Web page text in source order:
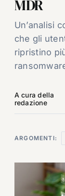
MDR
Un’analisi
che gli
ripristino
A cura della
redazione
ARGOMENTI: